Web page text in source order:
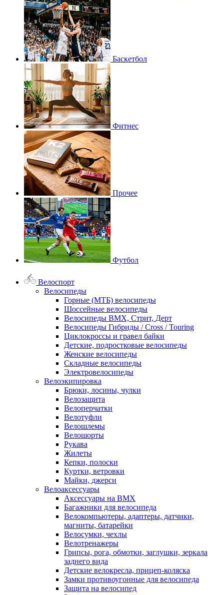
Баскетбол
Фитнес
Прочее
Футбол
Велоспорт
Велосипеды
Горные (МТБ) велосипеды
Шоссейные велосипеды
Велосипеды BMX, Стрит, Дерт
Велосипеды Гибриды / Cross / Touring
Циклокроссы и гравел байки
Детские, подростковые велосипеды
Женские велосипеды
Складные велосипеды
Электровелосипеды
Велоэкипировка
Брюки, лосины, чулки
Велозащита
Велоперчатки
Велотуфли
Велошлемы
Велошорты
Рукава
Жилеты
Кепки, полоски
Куртки, ветровки
Майки, джерси
Велоаксессуары
Аксессуары на BMX
Багажники для велосипеда
Велокомпьютеры, адаптеры, датчики,
магниты, батарейки
Велосумки, чехлы
Велотренажеры
Грипсы, рога, обмотки, заглушки, зеркала
заднего вида
Детские велокресла, прицеп-коляска
Замки противоугонные для велосипеда
Защита на велосипед